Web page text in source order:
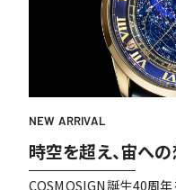
NEW ARRIVAL
時空を超え、宙へ
COSMOSIGN誕生40周年